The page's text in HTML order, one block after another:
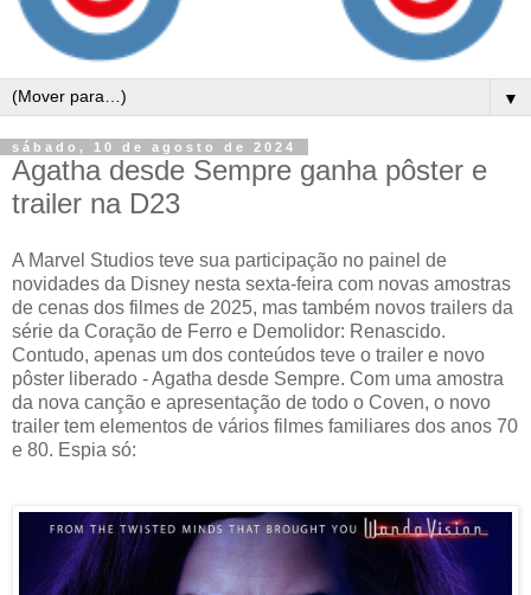
▼
sábado, 10 de agosto de 2024
Agatha desde Sempre ganha pôster e
trailer na D23
A Marvel Studios teve sua participação no painel de
novidades da Disney nesta sexta-feira com novas amostras
de cenas dos filmes de 2025, mas também novos trailers da
série da Coração de Ferro e Demolidor: Renascido.
Contudo, apenas um dos conteúdos teve o trailer e novo
pôster liberado - Agatha desde Sempre. Com uma amostra
da nova canção e apresentação de todo o Coven, o novo
trailer tem elementos de vários filmes familiares dos anos 70
e 80. Espia só: